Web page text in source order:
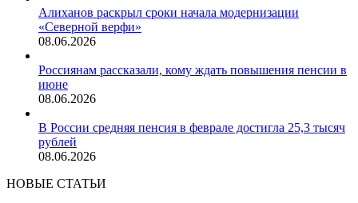
Алиханов раскрыл сроки начала модернизации
«Северной верфи»
08.06.2026
Россиянам рассказали, кому ждать повышения пенсии в
июне
08.06.2026
В России средняя пенсия в феврале достигла 25,3 тысяч
рублей
08.06.2026
НОВЫЕ СТАТЬИ